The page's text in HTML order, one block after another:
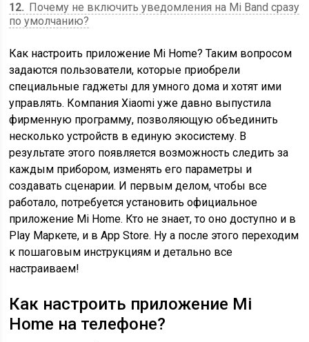
12
Почему не включить уведомления на Mi Band сразу
по умолчанию?
Как настроить приложение Mi Home? Таким вопросом
задаются пользователи, которые приобрели
специальные гаджеты для умного дома и хотят ими
управлять. Компания Xiaomi уже давно выпустила
фирменную программу, позволяющую объединить
несколько устройств в единую экосистему. В
результате этого появляется возможность следить за
каждым прибором, изменять его параметры и
создавать сценарии. И первым делом, чтобы все
работало, потребуется установить официальное
приложение Mi Home. Кто не знает, то оно доступно и в
Play Маркете, и в App Store. Ну а после этого переходим
к пошаговым инструкциям и детально все
настраиваем!
Как настроить приложение Mi
Home на телефоне?